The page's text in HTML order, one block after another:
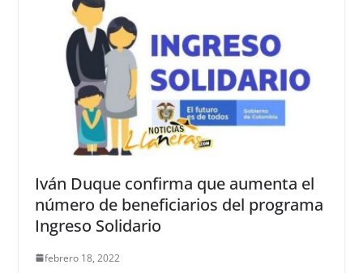
Iván Duque confirma que aumenta el
número de beneficiarios del programa
Ingreso Solidario
febrero 18, 2022